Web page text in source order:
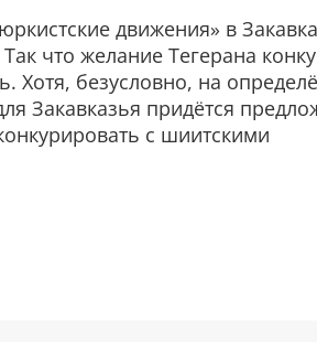
движения» в
что желание Тегерана
Хотя, безусловно, на
Закавказья придётся
с шиитскими